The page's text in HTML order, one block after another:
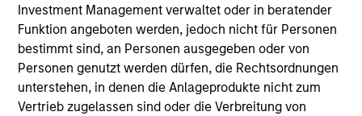
Investment Management verwaltet oder in beratender
Funktion angeboten werden, jedoch nicht für Personen
bestimmt sind, an Personen ausgegeben oder von
Personen genutzt werden dürfen, die Rechtsordnungen
unterstehen, in denen die Anlageprodukte nicht zum
Vertrieb zugelassen sind oder die Verbreitung von
software platform. Acquired by Successfactors, acquired
by SAP (NYSE:SAP).
Investment Team
Morgan Stanley Expansion Capital